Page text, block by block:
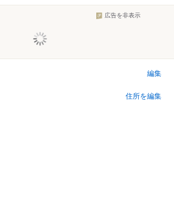
広告を非表示
編集
住所を編集